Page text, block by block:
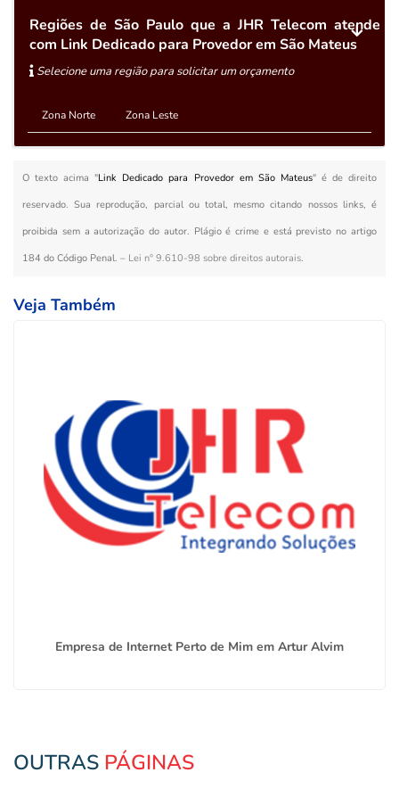
Regiões de São Paulo que a JHR Telecom atende
com Link Dedicado para Provedor em São Mateus
Selecione uma região para solicitar um orçamento
Zona Norte Zona Leste
O texto acima "Link Dedicado para Provedor em São Mateus" é de direito
reservado. Sua reprodução, parcial ou total, mesmo citando nossos links, é
proibida sem a autorização do autor. Plágio é crime e está previsto no artigo
184 do Código Penal. – Lei n° 9.610-98 sobre direitos autorais.
Veja Também
Empresa de Internet Perto de Mim em Artur Alvim
OUTRAS PÁGINAS